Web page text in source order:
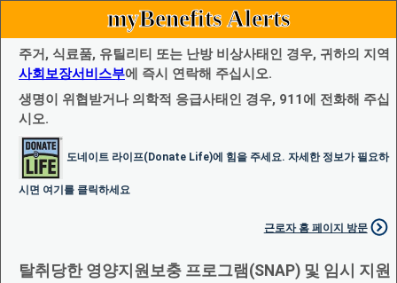
myBenefits Alerts
주거, 식료품, 유틸리티 또는 난방 비상사태인 경우, 귀하의 지역
사회보장서비스부에 즉시 연락해 주십시오.
생명이 위협받거나 의학적 응급사태인 경우, 911에 전화해 주십
시오.
도네이트 라이프(Donate Life)에 힘을 주세요. 자세한 정보가 필요하
시면 여기를 클릭하세요
근로자 홈 페이지 방문
탈취당한 영양지원보충 프로그램(SNAP) 및 임시 지원